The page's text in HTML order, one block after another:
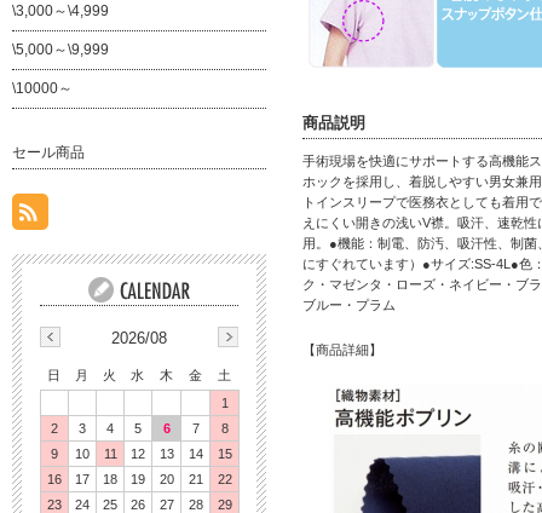
商品説明
手術現場を快適にサポートする高機能
ホックを採用し、着脱しやすい男女兼
トインスリープで医務衣としても着用
えにくい開きの浅いV襟。吸汗、速乾
用。●機能：制電、防汚、吸汗性、制
にすぐれています）●サイズ:SS-4L●色
ク・マゼンタ・ローズ・ネイビー・ブ
ブルー・プラム
【商品詳細】
\3,000～\4,999
\5,000～\9,999
\10000～
セール商品
2026/08
日 月 火 水 木 金
土
1
2
3 4 5 6 7
8
9
10 11 12 13 14
15
16
17 18 19 20 21
22
23
24 25 26 27 28
29